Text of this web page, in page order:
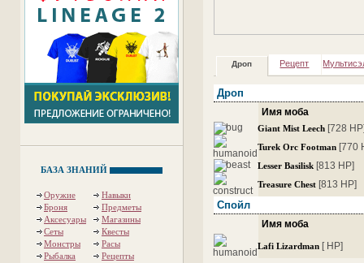
БАЗА ЗНАНИЙ
Оружие
Навыки
Броня
Предметы
Аксесуары
Магазины
Сеты
Квесты
Монстры
Расы
Рыбалка
Рецепты
Дроп Рецепт
Дроп
Имя моба
Giant Mist Leech [728
Turek Orc Footman [770
Lesser Basilisk [813 HP]
Treasure Chest [813 HP]
Спойл
Имя моба
Lafi Lizardman [ HP]